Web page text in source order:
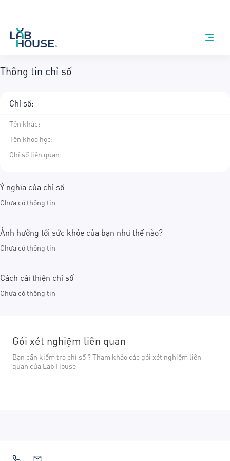
Thông tin chỉ số
Chỉ số:
Tên khác:
Tên khoa học:
Chỉ số liên quan:
Ý nghĩa của chỉ số
Chưa có thông tin
Ảnh hưởng tới sức khỏe của bạn như thế nào?
Chưa có thông tin
Cách cải thiện chỉ số
Chưa có thông tin
Gói xét nghiệm liên quan
Bạn cần kiểm tra chỉ số ? Tham khảo các gói xét nghiệm liên
quan của Lab House